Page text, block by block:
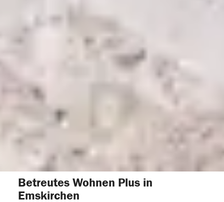
Betreutes Wohnen Plus in
Emskirchen